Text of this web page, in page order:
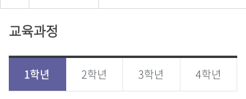
교육과정
1학년 2학년 3학년 4학년